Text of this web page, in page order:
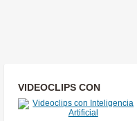
VIDEOCLIPS CON
INTELIGENCIA